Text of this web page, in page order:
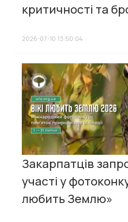
критичності та
2026-07-10 13:50:04
Закарпатців
участі у
любить Землю»